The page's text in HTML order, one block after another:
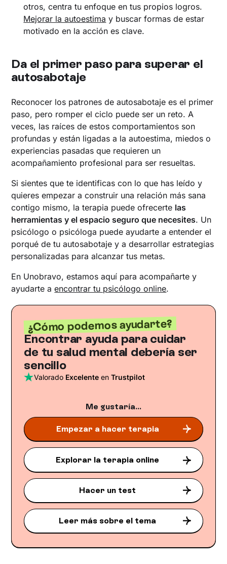
otros, centra tu enfoque en tus propios logros.
Mejorar la autoestima y buscar formas de estar
motivado en la acción es clave.
Da el primer paso para superar el
autosabotaje
Reconocer los patrones de autosabotaje es el primer
paso, pero romper el ciclo puede ser un reto. A
veces, las raíces de estos comportamientos son
profundas y están ligadas a la autoestima, miedos o
experiencias pasadas que requieren un
acompañamiento profesional para ser resueltas.
Si sientes que te identificas con lo que has leído y
quieres empezar a construir una relación más sana
contigo mismo, la terapia puede ofrecerte las
herramientas y el espacio seguro que necesites. Un
psicólogo o psicóloga puede ayudarte a entender el
porqué de tu autosabotaje y a desarrollar estrategias
personalizadas para alcanzar tus metas.
En Unobravo, estamos aquí para acompañarte y
ayudarte aencontrar tu psicólogo online.
¿Cómo podemos ayudarte?
Encontrar ayuda para cuidar
de tu salud mental debería ser
sencillo
Valorado Excelente enTrustpilot
Me gustaría...
Empezar a hacer terapia
Explorar la terapia online
Hacer un test
Leer más sobre el tema